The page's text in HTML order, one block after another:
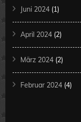
Juni 2024 (1)
April 2024 (2)
März 2024 (2)
Februar 2024 (4)